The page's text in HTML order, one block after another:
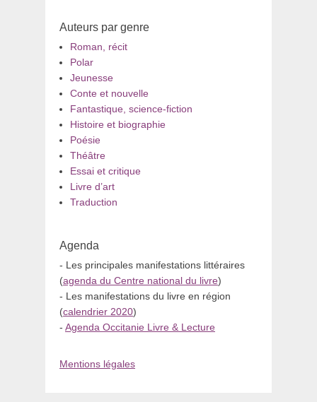
Auteurs par genre
Roman, récit
Polar
Jeunesse
Conte et nouvelle
Fantastique, science-fiction
Histoire et biographie
Poésie
Théâtre
Essai et critique
Livre d’art
Traduction
Agenda
- Les principales manifestations littéraires
(agenda du Centre national du livre)
- Les manifestations du livre en région
(calendrier 2020)
- Agenda Occitanie Livre & Lecture
Mentions légales